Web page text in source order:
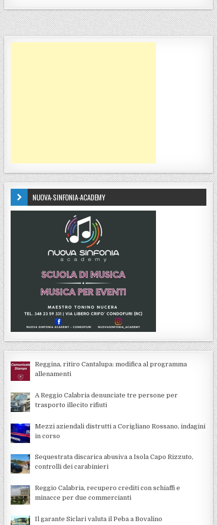
NUOVA-SINFONIA-ACADEMY
Reggina, ritiro Cantalupa: modifica al programma
allenamenti
A Reggio Calabria denunciate tre persone per
trasporto illecito rifiuti
Mezzi aziendali distrutti a Corigliano Rossano, indagini
in corso
Sequestrata discarica abusiva a Isola Capo Rizzuto,
controlli dei carabinieri
Reggio Calabria, recupero crediti con schiaffi e
minacce per due commercianti
Il garante Siclari valuta il Peba a Bovalino